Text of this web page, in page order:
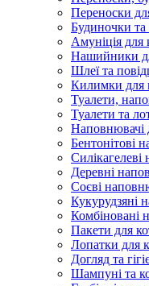
Переноски
Будиночки та
Амуніція для
Нашийники
Шлеї та
Килимки для
Туалети,
Туалети та
Наповнювачі
Бентонітові
Силікагелеві
Деревні
Соєві
Кукурудзяні
Комбіновані
Пакети для
Лопатки для
Догляд та
Шампуні та